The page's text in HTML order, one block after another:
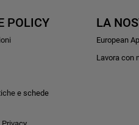
POLICY
e schede
LA
European
Lavora con